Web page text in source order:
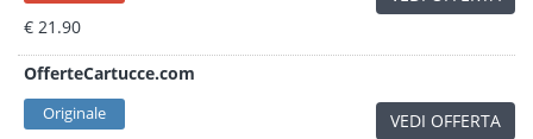
€ 21.90
OfferteCartucce.com
Originale VEDI OFFERTA